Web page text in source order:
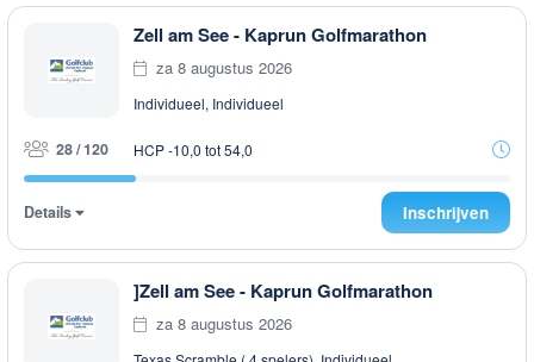
Zell am See - Kaprun Golfmarathon
za 8 augustus 2026
Individueel, Individueel
28 / 120 HCP -10,0 tot 54,0
Details Inschrijven
]Zell am See - Kaprun Golfmarathon
za 8 augustus 2026